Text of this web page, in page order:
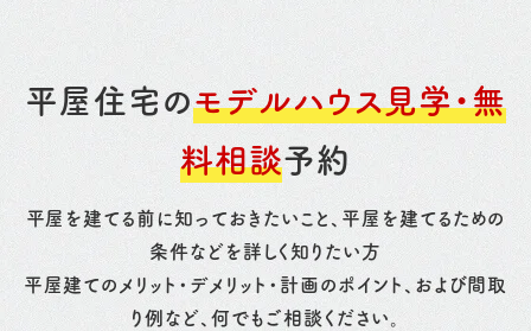
平屋住宅のモデルハウス見学・無
料相談予約
平屋を建てる前に知っておきたいこと、平屋を建てるための
条件などを詳しく知りたい方
平屋建てのメリット・デメリット・計画のポイント、および間取
り例など、何でもご相談ください。